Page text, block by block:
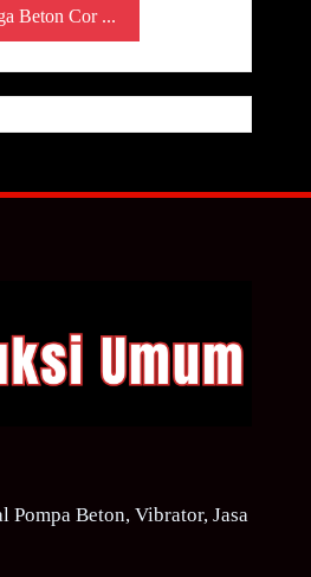
Beton Cor ...
Beton, Vibrator, Jasa